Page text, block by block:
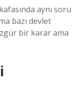
aynı soru
bazı devlet
bir karar ama